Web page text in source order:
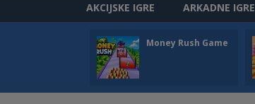
AKCIJSKE IGRE ARKADNE IGRE
Money Rush Game